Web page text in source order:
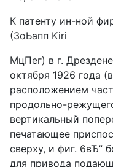
К патенту ин-ной
(ЗоЬапп Kiri
МцПег) в г.
октября 1926 года
расположением
продольно-
вертикальный
печатающее
сверху, и фиг. 6вЂ”
для привода